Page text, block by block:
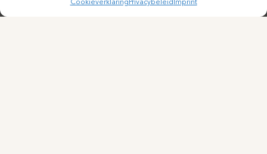
Cookieverklaring Privacybeleid Imprint